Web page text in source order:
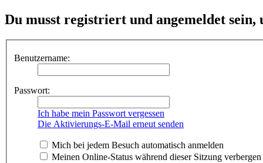
Du musst registriert und angemeldet sein,
Benutzername:
Passwort:
Ich habe mein Passwort vergessen
Die Aktivierungs-E-Mail erneut senden
Mich bei jedem Besuch automatisch anmelden
Meinen Online-Status während dieser Sitzung verbergen